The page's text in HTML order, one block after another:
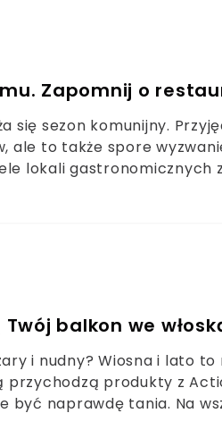
Zapomnij o
się sezon komunijny.
ale to także spore
lokali gastronomicznych
balkon we
i nudny? Wiosna i lato
przychodzą produkty z
być naprawdę tania. Na